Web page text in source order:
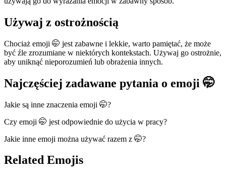
Używaj z ostrożnością
Chociaż emoji 🤭 jest zabawne i lekkie, warto pamiętać, że może
być źle zrozumiane w niektórych kontekstach. Używaj go ostrożnie,
aby uniknąć nieporozumień lub obrażenia innych.
Najczęściej zadawane pytania o emoji 🤭
Jakie są inne znaczenia emoji 🤭?
Czy emoji 🤭 jest odpowiednie do użycia w pracy?
Jakie inne emoji można używać razem z 🤭?
Related Emojis